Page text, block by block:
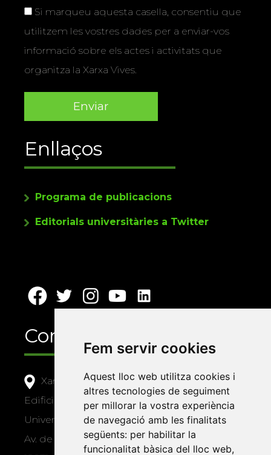
Fem servir cookies
Aquest lloc web utilitza cookies i
altres tecnologies de seguiment
per millorar la vostra experiència
de navegació amb les finalitats
següents: per habilitar la
funcionalitat bàsica del lloc web,
Si marqueu aquesta casella, consentiu que
utilitzem les vostres dades per a enviar-vos
informació sobre els actes i activitats que
organitza la Xarxa Vives.
Enllaços
Programa de publicacions
Editorials universitàries a Twitter
Contacte
Xarxa Vives d'Universitats
Edifici Àgora
Universitat Jaume I, local 10
Av. de Vicent Sos Baynat, s/n